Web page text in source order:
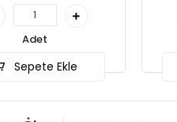
Sepete Ekle